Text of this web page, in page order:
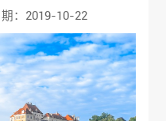
期：2019-10-22